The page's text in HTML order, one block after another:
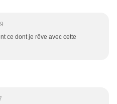
ce dont je rêve avec cette